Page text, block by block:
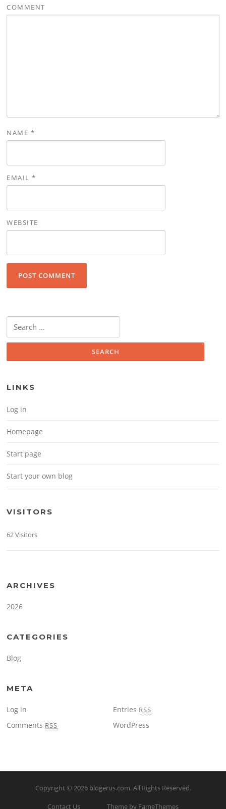
COMMENT
NAME *
EMAIL*
WEBSITE
Search for:
LINKS
Log in
Homepage
Start page
Start your own blog
VISITORS
62 Visitors
ARCHIVES
2026
CATEGORIES
Blog
META
Log in Entries RSS
Comments RSS WordPress
Copyright © 2026 blogerus.com. All Rights Reserved.
Contact Us Theme by FameThemes